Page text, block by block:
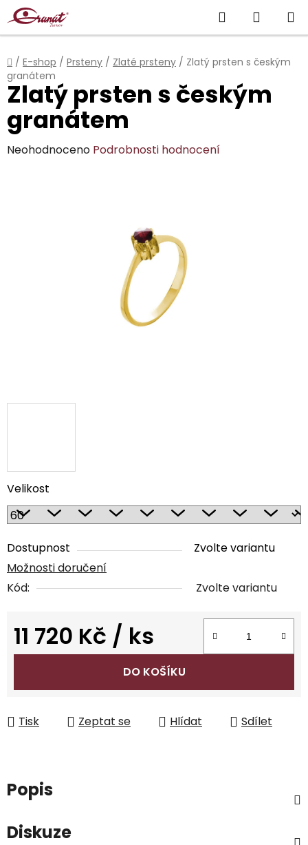
Přejít
na
obsah
Hledat
KOŠÍK
Domů
/ E-shop / Prsteny / Zlaté prsteny / Zlatý prsten s českým
granátem
Velikost
Dostupnost
Zvolte variantu
Možnosti doručení
Kód:
Zvolte variantu
11 720 Kč / ks
Měrná cena:
DO KOŠÍKU
Tisk Zeptat se Hlídat Sdílet
Zlatý prsten s českým
granátem
Průměrné
Neohodnoceno Podrobnosti hodnocení
Popis
Diskuze